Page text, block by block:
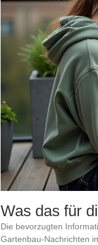
Was das für
Die bevorzugten
Gartenbau-Nachrichten